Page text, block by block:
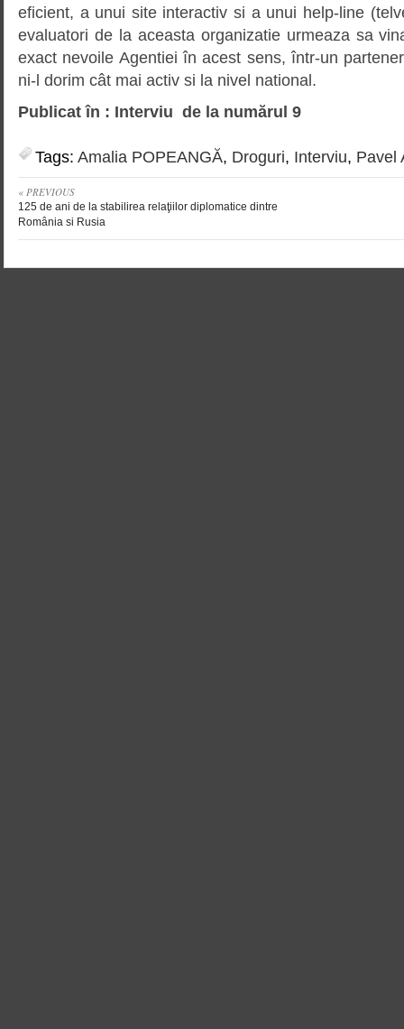
eficient, a unui site interactiv si a unui help-line
evaluatori de la aceasta organizatie urmeaza sa
exact nevoile Agentiei în acest sens, într-un
ni-l dorim cât mai activ si la nivel national.
Publicat în : Interviu de la numărul 9
Tags: Amalia POPEANGĂ, Droguri, Interviu, Pavel
« PREVIOUS
125 de ani de la stabilirea relaţiilor diplomatice dintre
România si Rusia